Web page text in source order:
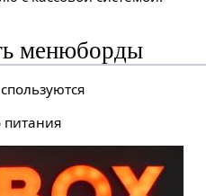
менюборды
питания